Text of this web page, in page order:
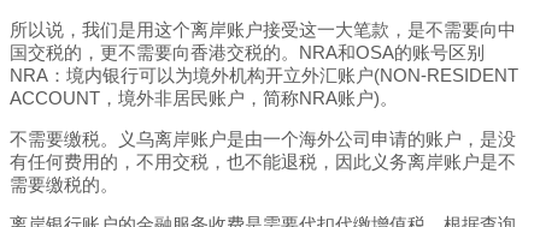
所以说，我们是用这个离岸账户接受这一大笔款，是不需要向中
国交税的，更不需要向香港交税的。NRA和OSA的账号区别
NRA：境内银行可以为境外机构开立外汇账户(NON-RESIDENT
ACCOUNT，境外非居民账户，简称NRA账户)。
不需要缴税。义乌离岸账户是由一个海外公司申请的账户，是没
有任何费用的，不用交税，也不能退税，因此义务离岸账户是不
需要缴税的。